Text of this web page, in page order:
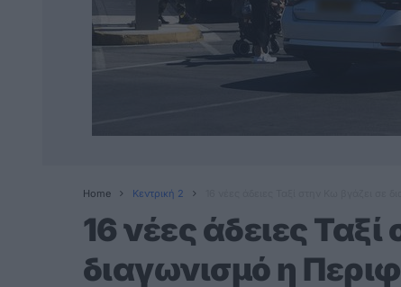
Home Κεντρική 2
16 νέες άδειες
διαγωνισμό η